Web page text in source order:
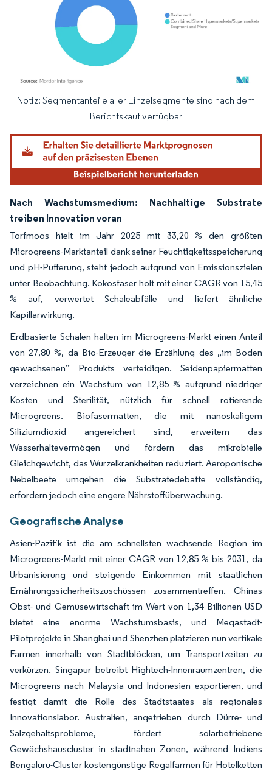
Bild © Mordor Intelligence. Wiederverwendung erfordert Namensnennung
Notiz: Segmentanteile aller Einzelsegmente sind nach dem
Berichtskauf verfügbar
Nach Wachstumsmedium: Nachhaltige Substrate
treiben Innovation voran
Torfmoos hielt im Jahr 2025 mit 33,20 % den größten
Microgreens-Marktanteil dank seiner Feuchtigkeitsspeicherung
und pH-Pufferung, steht jedoch aufgrund von Emissionszielen
unter Beobachtung. Kokosfaser holt mit einer CAGR von 15,45
% auf, verwertet Schaleabfälle und liefert ähnliche
Kapillarwirkung.
Erdbasierte Schalen halten im Microgreens-Markt einen Anteil
von 27,80 %, da Bio-Erzeuger die Erzählung des „im Boden
gewachsenen” Produkts verteidigen. Seidenpapiermatten
verzeichnen ein Wachstum von 12,85 % aufgrund niedriger
Kosten und Sterilität, nützlich für schnell rotierende
Microgreens. Biofasermatten, die mit nanoskaligem
Siliziumdioxid angereichert sind, erweitern das
Wasserhaltevermögen und fördern das mikrobielle
Gleichgewicht, das Wurzelkrankheiten reduziert. Aeroponische
Nebelbeete umgehen die Substratedebatte vollständig,
erfordern jedoch eine engere Nährstoffüberwachung.
Geografische Analyse
Asien-Pazifik ist die am schnellsten wachsende Region im
Microgreens-Markt mit einer CAGR von 12,85 % bis 2031, da
Urbanisierung und steigende Einkommen mit staatlichen
Ernährungssicherheitszuschüssen zusammentreffen. Chinas
Obst- und Gemüsewirtschaft im Wert von 1,34 Billionen USD
bietet eine enorme Wachstumsbasis, und Megastadt-
Pilotprojekte in Shanghai und Shenzhen platzieren nun vertikale
Farmen innerhalb von Stadtblöcken, um Transportzeiten zu
verkürzen. Singapur betreibt Hightech-Innenraumzentren, die
Microgreens nach Malaysia und Indonesien exportieren, und
festigt damit die Rolle des Stadtstaates als regionales
Innovationslabor. Australien, angetrieben durch Dürre- und
Salzgehaltsprobleme, fördert solarbetriebene
Gewächshauscluster in stadtnahen Zonen, während Indiens
Bengaluru-Cluster kostengünstige Regalfarmen für Hotelketten